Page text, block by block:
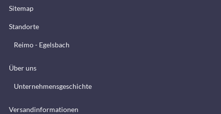
Sitemap
Standorte
Reimo - Egelsbach
Über uns
Unternehmensgeschichte
Versandinformationen